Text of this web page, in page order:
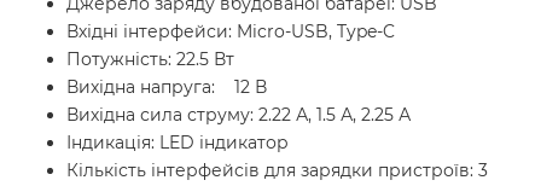
Вхідні інтерфейси: Micro-USB, Type-C
Потужність: 22.5 Вт
Вихідна напруга: 12 В
Вихідна сила струму: 2.22 А, 1.5 А, 2.25 А
Індикація: LED індикатор
Кількість інтерфейсів для зарядки пристроїв: 3